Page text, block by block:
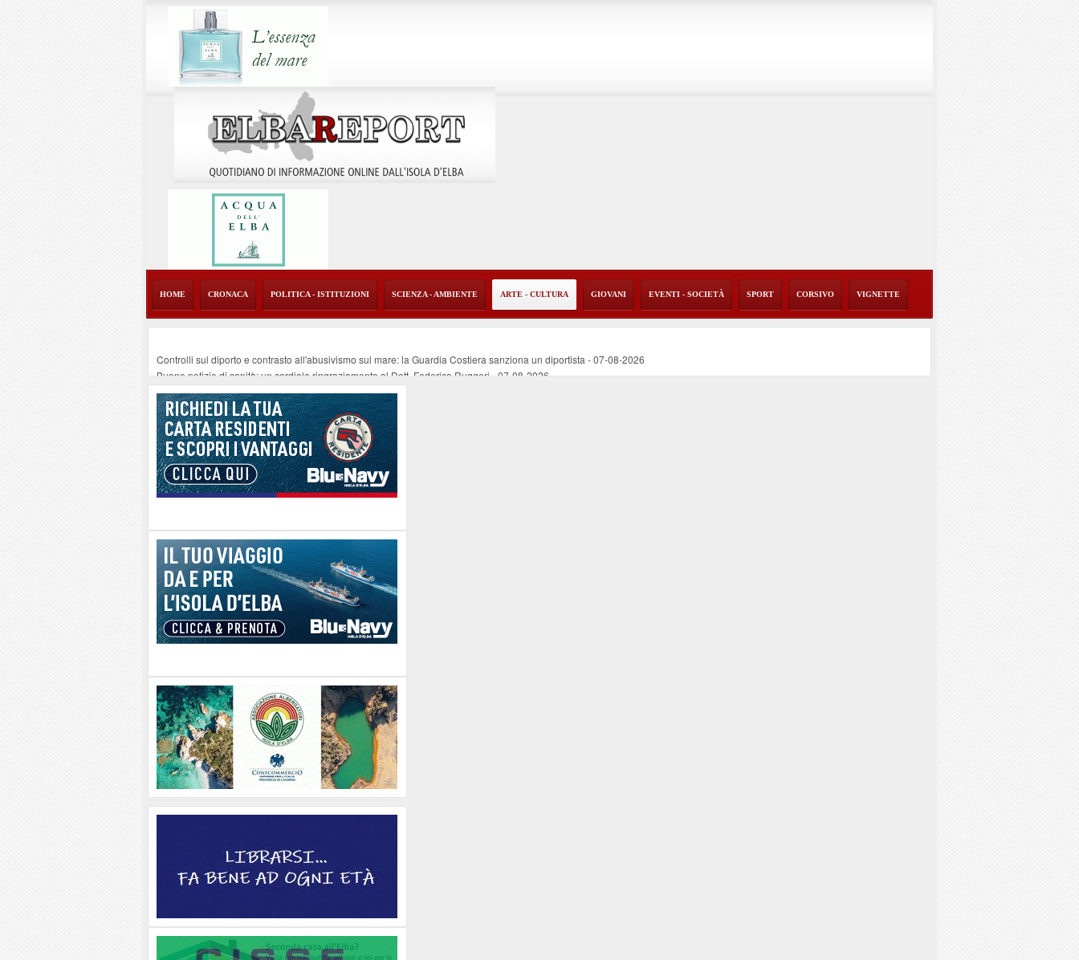
HOME CRONACA POLITICA - ISTITUZIONI SCIENZA - AMBIENTE ARTE - CULTURA GIOVANI EVENTI - SOCIETÀ SPORT CORSIVO VIGNETTE
Controlli sul diporto e contrasto all'abusivismo sul mare: la Guardia Costiera sanziona un diportista -07-08-2026
Buone notizie di sanità: un cordiale ringraziamento al Dott. Federico Ruggeri-07-08-2026
Altiero Spinelli e Ursula Hirschmann all'Elba: riaffiora una testimonianza del 1966
Capoliveri, potenziata la pulizia dei bordi stradali-07-08-2026
Marina di Campo tra i porti interessati dal nuovo piano dell'Autorità portuale regionale